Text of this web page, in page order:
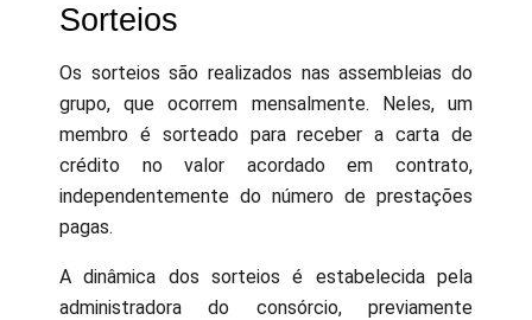
Sorteios
Os sorteios são realizados nas assembleias do
grupo, que ocorrem mensalmente. Neles, um
membro é sorteado para receber a carta de
crédito no valor acordado em contrato,
independentemente do número de prestações
pagas.
A dinâmica dos sorteios é estabelecida pela
administradora do consórcio, previamente